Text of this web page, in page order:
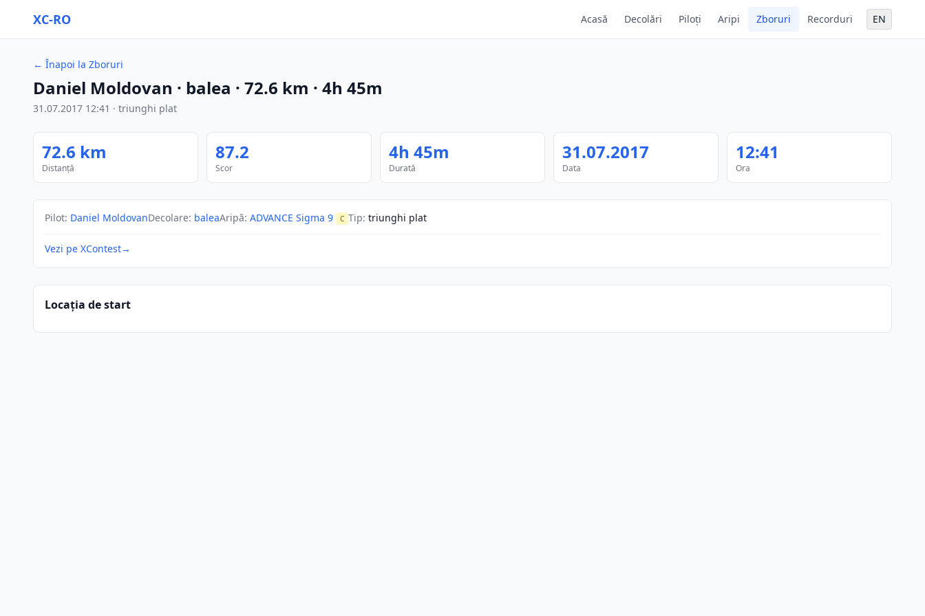
XC-RO Acasă Decolări Piloți Aripi Zboruri Recorduri EN
← Înapoi la Zboruri
Daniel Moldovan · balea · 72.6 km · 4h 45m
31.07.2017 12:41 · triunghi plat
72.6 km
Distanță
87.2
Scor
4h 45m
Durată
31.07.2017
Data
12:41
Ora
Pilot: Daniel MoldovanDecolare: baleaAripă: ADVANCE Sigma 9 C Tip: triunghi plat
Vezi pe XContest→
Locația de start